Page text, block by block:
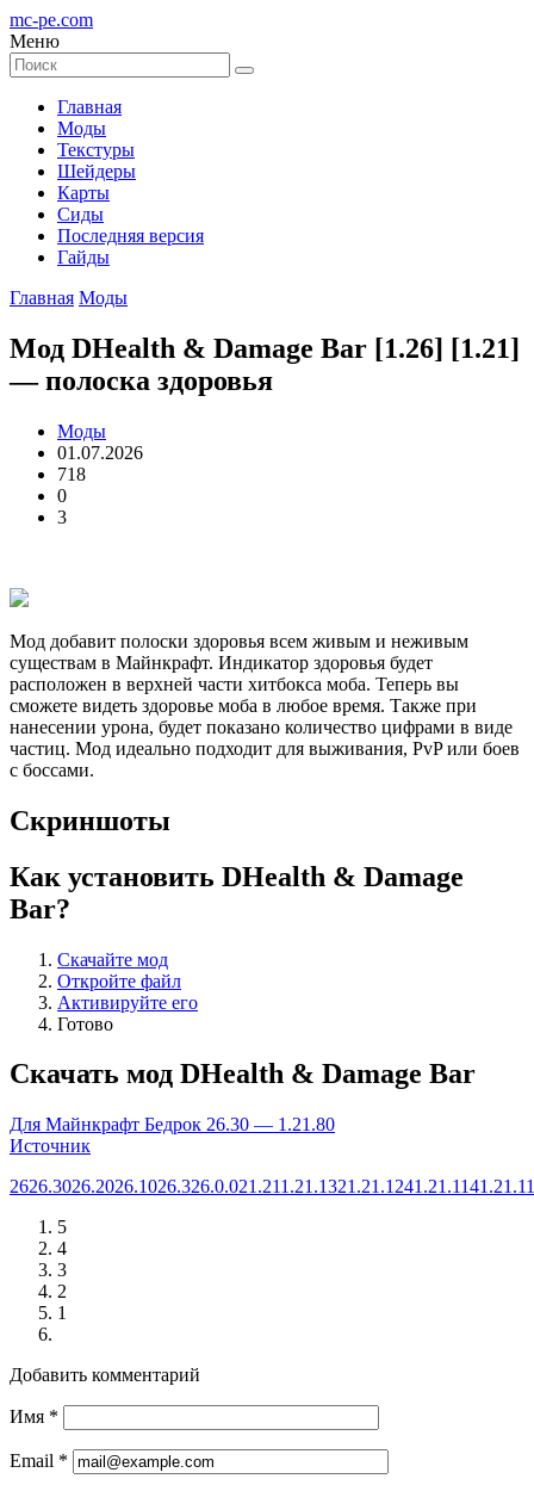
mc-pe.com
Меню
Главная
Моды
Текстуры
Шейдеры
Карты
Сиды
Последняя версия
Гайды
Главная Моды
Мод DHealth & Damage Bar [1.26] [1.21]
— полоска здоровья
Моды
01.07.2026
718
0
3
Мод добавит полоски здоровья всем живым и неживым
существам в Майнкрафт. Индикатор здоровья будет
расположен в верхней части хитбокса моба. Теперь вы
сможете видеть здоровье моба в любое время. Также при
нанесении урона, будет показано количество цифрами в виде
частиц. Мод идеально подходит для выживания, PvP или боев
с боссами.
Скриншоты
Как установить DHealth & Damage
Bar?
Скачайте мод
Откройте файл
Активируйте его
Готово
Скачать мод DHealth & Damage Bar
Для Майнкрафт Бедрок 26.30 — 1.21.80
Источник
2626.3026.2026.1026.326.0.021.211.21.1321.21.1241.21.114
5
4
3
2
1
Добавить комментарий
Имя *
Email *